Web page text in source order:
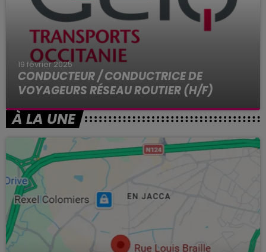
19 février 2025
CONDUCTEUR / CONDUCTRICE DE
VOYAGEURS RÉSEAU ROUTIER (H/F)
Vous avez pour projet de DEVENIR conducteur de
bus mais vous n'avez pas les qualifications
solution !
À LA UNE